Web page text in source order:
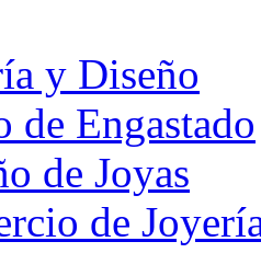
y Diseño
de Engastado
de Joyas
de